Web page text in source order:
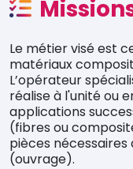
Le métier visé est
matériaux
L’opérateur
réalise à l'unité ou
applications
(fibres ou
pièces
(ouvrage).